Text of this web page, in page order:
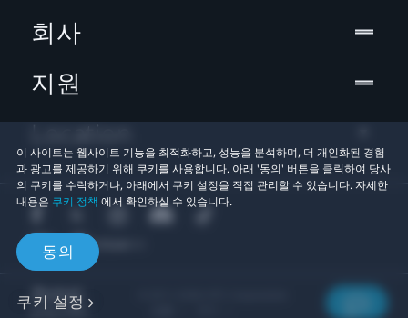
이 사이트는 웹사이트 기능을 최적화하고, 성능을 분석하며, 더 개인화된 경험
과 광고를 제공하기 위해 쿠키를 사용합니다. 아래 '동의' 버튼을 클릭하여 당사
의 쿠키를 수락하거나, 아래에서 쿠키 설정을 직접 관리할 수 있습니다. 자세한
내용은 쿠키 정책 에서 확인하실 수 있습니다.
동의
쿠키 설정
회사
지원
Location